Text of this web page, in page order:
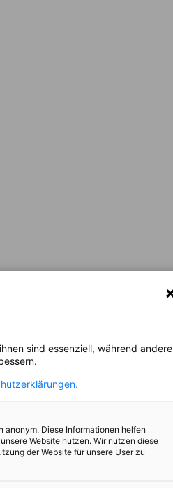
sind essenziell, während andere
Diese Informationen helfen
Website nutzen. Wir nutzen diese
der Website für unsere User zu